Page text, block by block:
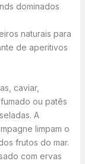
dominados
naturais para
de aperitivos
caviar,
ou patês
A
limpam o
frutos do mar.
com ervas